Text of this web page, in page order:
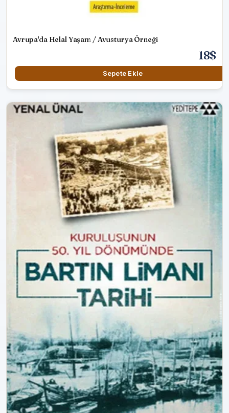
Avrupa'da Helal Yaşam / Avusturya Örneği
18$
Sepete Ekle